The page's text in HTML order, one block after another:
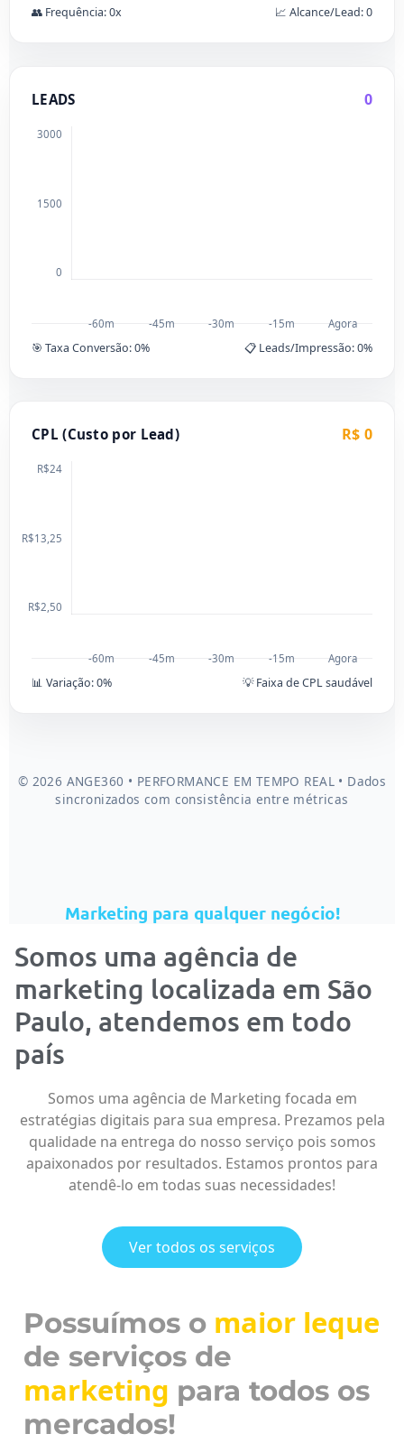
👥 Frequência:0x 📈 Alcance/Lead:0
LEADS 0
3000
1500
0
-60m -45m -30m -15m Agora
🎯 Taxa Conversão:0% 📋 Leads/Impressão:0%
CPL (Custo por Lead) R$ 0
R$24
R$13,25
R$2,50
-60m -45m -30m -15m Agora
📊 Variação:0% 💡 Faixa de CPL saudável
© 2026 ANGE360 • PERFORMANCE EM TEMPO REAL • Dados
sincronizados com consistência entre métricas
Marketing para qualquer negócio!
Somos uma agência de
marketing localizada em São
Paulo, atendemos em todo
país
Somos uma agência de Marketing focada em
estratégias digitais para sua empresa. Prezamos pela
qualidade na entrega do nosso serviço pois somos
apaixonados por resultados. Estamos prontos para
atendê-lo em todas suas necessidades!
Ver todos os serviços
Possuímos o maior leque
de serviços de
marketing para todos os
mercados!